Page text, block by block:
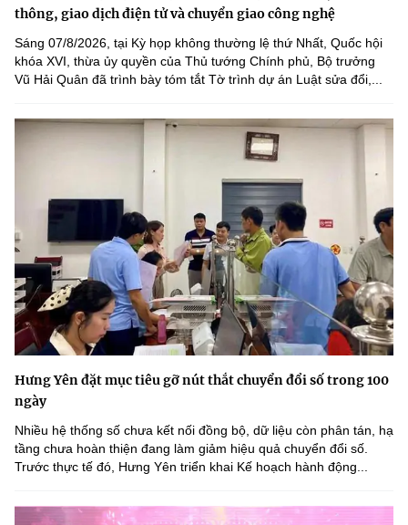
thông, giao dịch điện tử và chuyển giao công nghệ
Sáng 07/8/2026, tại Kỳ họp không thường lệ thứ Nhất, Quốc hội
khóa XVI, thừa ủy quyền của Thủ tướng Chính phủ, Bộ trưởng
Vũ Hải Quân đã trình bày tóm tắt Tờ trình dự án Luật sửa đổi,...
Hưng Yên đặt mục tiêu gỡ nút thắt chuyển đổi số trong 100
ngày
Nhiều hệ thống số chưa kết nối đồng bộ, dữ liệu còn phân tán, hạ
tầng chưa hoàn thiện đang làm giảm hiệu quả chuyển đổi số.
Trước thực tế đó, Hưng Yên triển khai Kế hoạch hành động...